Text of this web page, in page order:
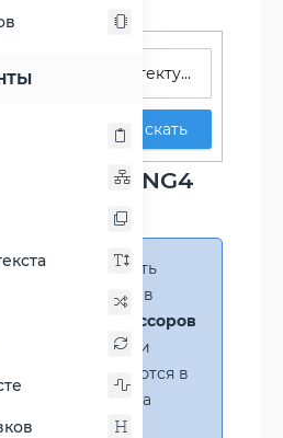
Искать
i3-1000NG4
11400T
Можно добавить
процессоров в
(до 14 процессоров
. В случае если
не помещаются в
появится полоса